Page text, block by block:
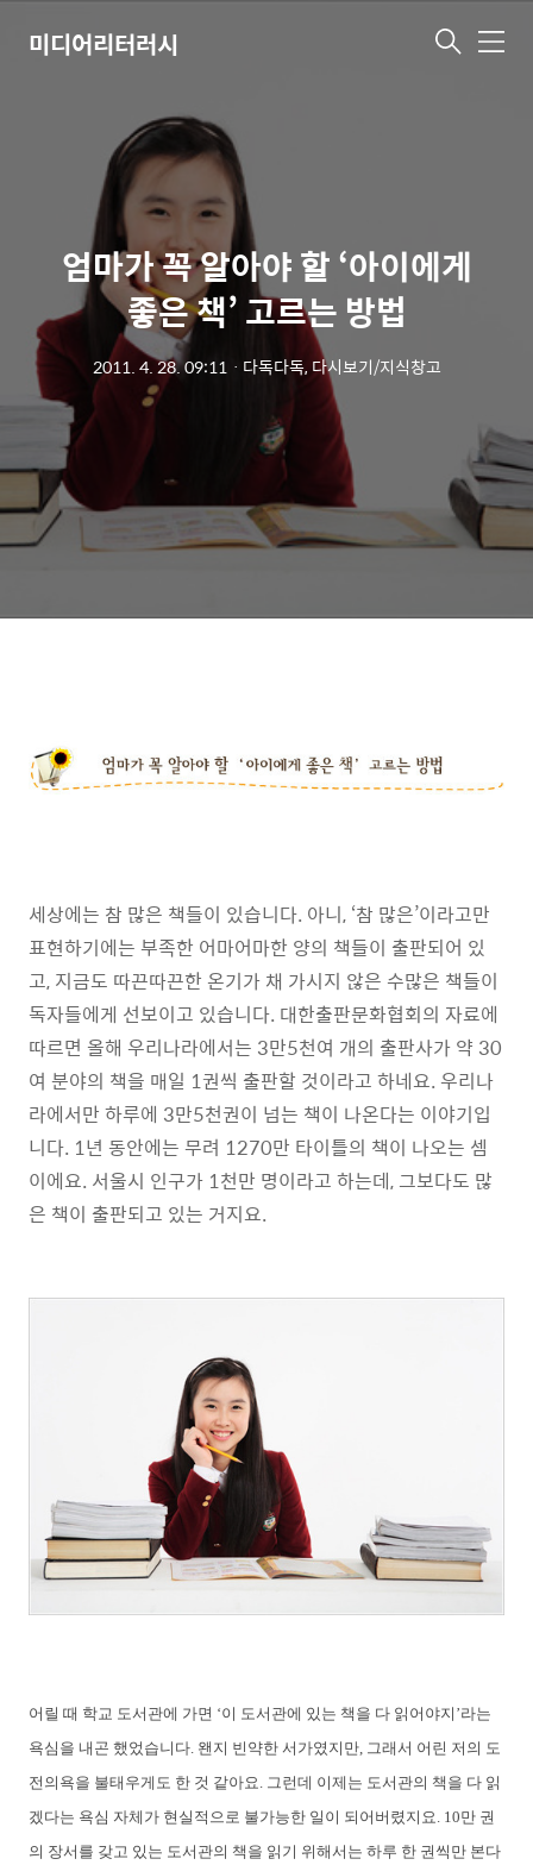
미디어리터러시 메
엄마가 꼭 알아야 할 ‘아이에게
좋은 책’ 고르는 방법
2011. 4. 28. 09:11ㆍ 다독다독, 다시보기/지식창고
세상에는 참 많은 책들이 있습니다. 아니, ‘참 많은’이라고만
표현하기에는 부족한 어마어마한 양의 책들이 출판되어 있
고, 지금도 따끈따끈한 온기가 채 가시지 않은 수많은 책들이
독자들에게 선보이고 있습니다. 대한출판문화협회의 자료에
따르면 올해 우리나라에서는 3만5천여 개의 출판사가 약 30
여 분야의 책을 매일 1권씩 출판할 것이라고 하네요. 우리나
라에서만 하루에 3만5천권이 넘는 책이 나온다는 이야기입
니다. 1년 동안에는 무려 1270만 타이틀의 책이 나오는 셈
이에요. 서울시 인구가 1천만 명이라고 하는데, 그보다도 많
은 책이 출판되고 있는 거지요.
어릴 때 학교 도서관에 가면 ‘이 도서관에 있는 책을 다 읽어야지’라는
욕심을 내곤 했었습니다. 왠지 빈약한 서가였지만, 그래서 어린 저의 도
전의욕을 불태우게도 한 것 같아요. 그런데 이제는 도서관의 책을 다 읽
겠다는 욕심 자체가 현실적으로 불가능한 일이 되어버렸지요. 10만 권
의 장서를 갖고 있는 도서관의 책을 읽기 위해서는 하루 한 권씩만 본다